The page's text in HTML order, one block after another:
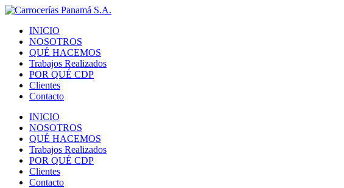
INICIO
NOSOTROS
QUÉ HACEMOS
Trabajos Realizados
POR QUÉ CDP
Clientes
Contacto
INICIO
NOSOTROS
QUÉ HACEMOS
Trabajos Realizados
POR QUÉ CDP
Clientes
Contacto